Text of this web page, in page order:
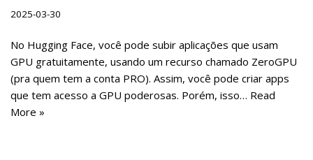
2025-03-30
No Hugging Face, você pode subir aplicações que usam
GPU gratuitamente, usando um recurso chamado ZeroGPU
(pra quem tem a conta PRO). Assim, você pode criar apps
que tem acesso a GPU poderosas. Porém, isso… Read
More »